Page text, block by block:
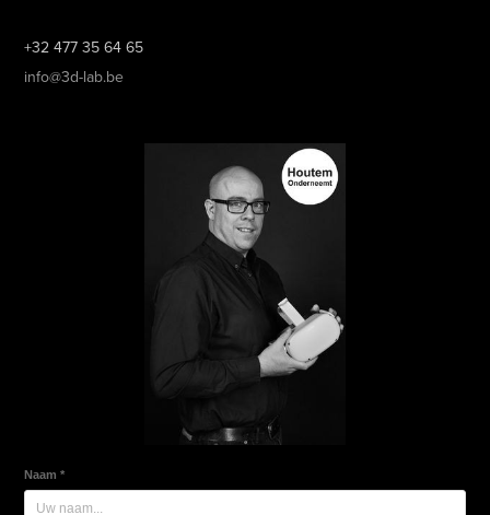
+32 477 35 64 65
info@3d-lab.be
Naam *